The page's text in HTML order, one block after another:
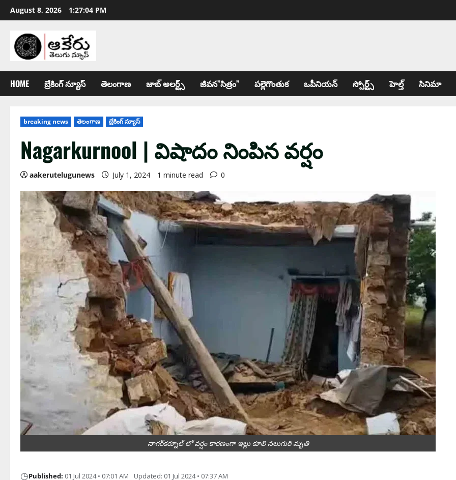
August 8, 2026 1:27:05 PM
HOME బ్రేకింగ్ న్యూస్ తెలంగాణ జాబ్ అల‌ర్ట్స్ జీవన”సిత్రం” పల్లెగొంతుక ఒపీనియన్ స్పోర్ట్స్ హెల్త్ సినిమా
breaking news తెలంగాణ బ్రేకింగ్ న్యూస్
Nagarkurnool | విషాదం నింపిన వ‌ర్షం
aakerutelugunews July 1, 2024 1 minute read 0
నాగర్‌కర్నూల్‌ లో వర్షం కారణంగా ఇల్లు కూలి నలుగురి మృతి
◷Published: 01 Jul 2024 • 07:01 AM Updated: 01 Jul 2024 • 07:37 AM